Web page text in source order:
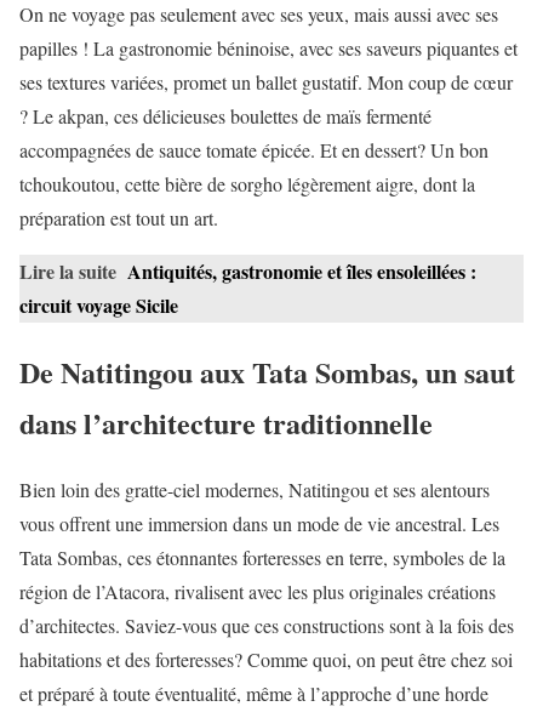
On ne voyage pas seulement avec ses yeux, mais aussi avec ses
papilles ! La gastronomie béninoise, avec ses saveurs piquantes et
ses textures variées, promet un ballet gustatif. Mon coup de cœur
? Le akpan, ces délicieuses boulettes de maïs fermenté
accompagnées de sauce tomate épicée. Et en dessert? Un bon
tchoukoutou, cette bière de sorgho légèrement aigre, dont la
préparation est tout un art.
Lire la suite Antiquités, gastronomie et îles ensoleillées :
circuit voyage Sicile
De Natitingou aux Tata Sombas, un saut
dans l’architecture traditionnelle
Bien loin des gratte-ciel modernes, Natitingou et ses alentours
vous offrent une immersion dans un mode de vie ancestral. Les
Tata Sombas, ces étonnantes forteresses en terre, symboles de la
région de l’Atacora, rivalisent avec les plus originales créations
d’architectes. Saviez-vous que ces constructions sont à la fois des
habitations et des forteresses? Comme quoi, on peut être chez soi
et préparé à toute éventualité, même à l’approche d’une horde